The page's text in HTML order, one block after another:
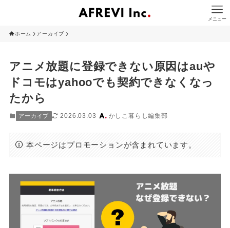
メニュー
ホーム アーカイブ
アニメ放題に登録できない原因はauや
ドコモはyahooでも契約できなくなっ
たから
アーカイブ 2026.03.03 かしこ暮らし編集部
本ページはプロモーションが含まれています。